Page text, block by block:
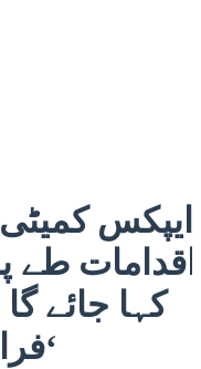
اقدامات طے
کہا جائے
فراہم کریں‘